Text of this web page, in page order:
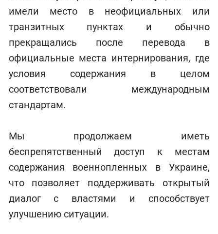
имели место в неофициальных или
транзитных пунктах и обычно
прекращались после перевода в
официальные места интернирования, где
условия содержания в целом
соответствовали международным
стандартам.
Мы продолжаем иметь
беспрепятственный доступ к местам
содержания военнопленных в Украине,
что позволяет поддерживать открытый
диалог с властями и способствует
улучшению ситуации.